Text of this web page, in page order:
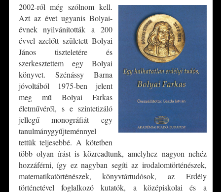
2002-ről még szólnom kell.
Azt az évet ugyanis Bolyai-
évnek nyilvánították a 200
évvel azelőtt született Bolyai
János tiszteletére és
szerkesztettem egy Bolyai
könyvet. Szénássy Barna
jóvoltából 1975-ben jelent
meg mű Bolyai Farkas
életművéről, s e szintetizáló
jellegű monográfiát egy
tanulmánygyűjteménnyel
tettük teljesebbé. A kötetben
több olyan írást is közreadtunk, amelyhez nagyon nehéz
hozzáférni, így ez nagyban segíti az irodalomtörténészek,
matematikatörténészek, könyvtártudósok, az Erdély
történetével foglalkozó kutatók, a középiskolai és a